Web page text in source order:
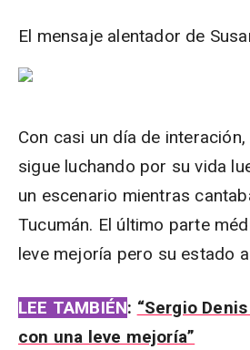
El mensaje alentador de
Con casi un día de interación,
sigue luchando por su vida
un escenario mientras
Tucumán. El último parte
leve mejoría pero su estado
LEE TAMBIÉN: “Sergio
con una leve mejoría”